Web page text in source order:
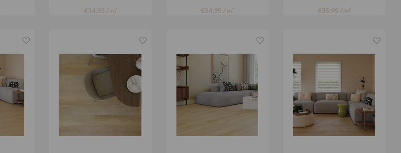
€34,95 / m² €34,95 / m² €35,95 / m²